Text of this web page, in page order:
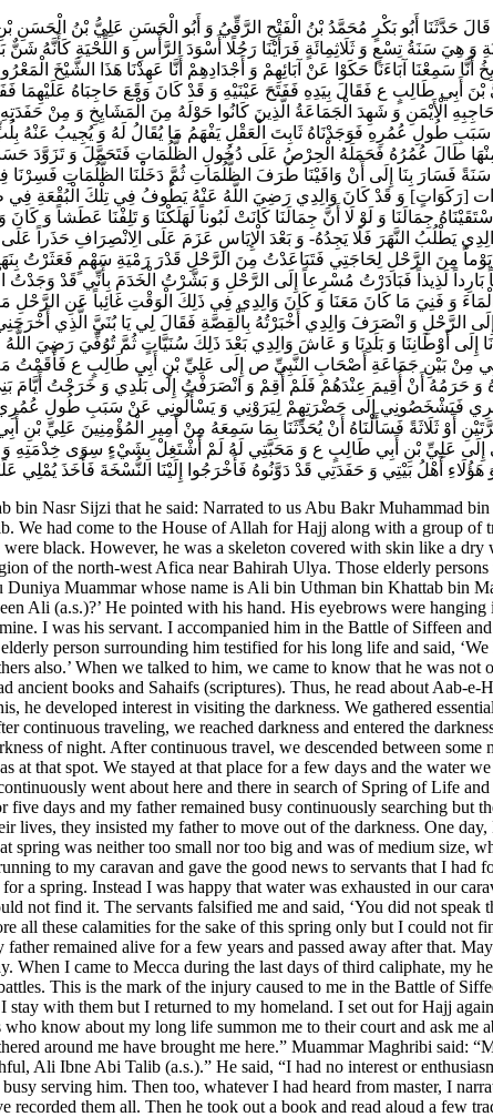
حَدَّثَنَا أَبُو بَكْرٍ مُحَمَّدُ بْنُ الْفَتْحِ الرَّقِّيُ‌ وَ أَبُو الْحَسَنِ عَلِيُّ بْنُ الْحَسَنِ
تِسْعٍ وَ ثَلَاثِمِائَةٍ فَرَأَيْنَا رَجُلًا أَسْوَدَ الرَّأْسِ وَ اللِّحْيَةِ كَأَنَّهُ شَنٌّ
أَنَّا سَمِعْنَا آبَاءَنَا حَكَوْا عَنْ آبَائِهِمْ وَ أَجْدَادِهِمْ أَنَّا عَهِدْنَا هَذَا الشَّيْخَ‌
أَبِي طَالِبٍ ع فَقَالَ بِيَدِهِ‌ فَفَتَحَ عَيْنَيْهِ وَ قَدْ كَانَ وَقَعَ حَاجِبَاهُ عَلَيْهِمَا
الْأَيْمَنِ وَ شَهِدَ الْجَمَاعَةُ الَّذِينَ كَانُوا حَوْلَهُ مِنَ الْمَشَايِخِ وَ مِنْ
وَ سَبَبِ طُولِ عُمُرِهِ فَوَجَدْنَاهُ ثَابِتَ الْعَقْلِ يَفْهَمُ مَا يُقَالُ لَهُ وَ يُجِيبُ عَنْهُ
طَالَ عُمُرُهُ فَحَمَلَهُ الْحِرْصُ عَلَى دُخُولِ الظُّلُمَاتِ فَتَحَمَّلَ وَ تَزَوَّدَ
فَسَارَ بِنَا إِلَى أَنْ وَافَيْنَا طَرَفَ الظُّلُمَاتِ ثُمَّ دَخَلْنَا الظُّلُمَاتِ فَسِرْنَا فِيهَا
[رَكَوَاتٍ‌] وَ قَدْ كَانَ وَالِدِي رَضِيَ اللَّهُ عَنْهُ يَطُوفُ فِي تِلْكَ الْبُقْعَةِ
جِمَالَنَا وَ لَوْ لَا أَنَّ جِمَالَنَا كَانَتْ لَبُوناً لَهَلَكْنَا وَ تَلِفْنَا عَطَشاً وَ
يَطْلُبُ النَّهَرَ فَلَا يَجِدُهُ- وَ بَعْدَ الْإِيَاسِ عَزَمَ عَلَى الِانْصِرَافِ حَذَراً عَلَى
مِنَ الرَّحْلِ لِحَاجَتِي فَتَبَاعَدْتُ مِنَ الرَّحْلِ قَدْرَ رَمْيَةِ سَهْمٍ فَعَثَرْتُ بِنَهَرِ
بَارِداً لَذِيذاً فَبَادَرْتُ مُسْرِعاً إِلَى الرَّحْلِ وَ بَشَّرْتُ الْخَدَمَ بِأَنِّي قَدْ وَجَدْتُ
وَ فَنِيَ مَا كَانَ مَعَنَا وَ كَانَ وَالِدِي فِي ذَلِكَ الْوَقْتِ غَائِباً عَنِ الرَّحْلِ
الرَّحْلِ وَ انْصَرَفَ وَالِدِي أَخْبَرْتُهُ بِالْقِصَّةِ فَقَالَ لِي يَا بُنَيَّ الَّذِي
أَوْطَانِنَا وَ بَلَدِنَا وَ عَاشَ وَالِدِي بَعْدَ ذَلِكَ سُنَيَّاتٍ ثُمَّ تُوُفِّيَ رَضِيَ اللَّهُ
مِنْ بَيْنِ جَمَاعَةِ أَصْحَابِ النَّبِيِّ ص إِلَى عَلِيِّ بْنِ أَبِي طَالِبٍ ع
وَ حَرَمُهُ أَنْ أُقِيمَ عِنْدَهُمْ فَلَمْ أُقِمْ وَ انْصَرَفْتُ إِلَى بَلَدِي وَ خَرَجْتُ
فَيَشْخَصُونِي إِلَى حَضْرَتِهِمْ لِيَرَوْنِي وَ يَسْأَلُونِي عَنْ سَبَبِ طُولِ
أَوْ ثَلَاثَةً فَسَأَلْنَاهُ أَنْ يُحَدِّثَنَا بِمَا سَمِعَهُ مِنْ أَمِيرِ الْمُؤْمِنِينَ عَلِيِّ
إِلَى عَلِيِّ بْنِ أَبِي طَالِبٍ ع وَ مَحَبَّتِي لَهُ لَمْ أَشْتَغِلْ بِشَيْ‌ءٍ سِوَى
أَهْلُ بَيْتِي وَ حَفَدَتِي قَدْ دَوَّنُوهُ فَأَخْرَجُوا إِلَيْنَا النُّسْخَةَ فَأَخَذَ يُمْلِي
bin Nasr Sijzi that he said: Narrated to us Abu Bakr Muhammad
We had come to the House of Allah for Hajj along with a group of
black. However, he was a skeleton covered with skin like a
of the north-west Afica near Bahirah Ulya. Those elderly
Muammar whose name is Ali bin Uthman bin Khattab bin
Ali (a.s.)?’ He pointed with his hand. His eyebrows were
I was his servant. I accompanied him in the Battle of Siffeen
person surrounding him testified for his long life and said,
also.’ When we talked to him, we came to know that he was
ancient books and Sahaifs (scriptures). Thus, he read about Aab-
developed interest in visiting the darkness. We gathered
continuous traveling, we reached darkness and entered the
of night. After continuous travel, we descended between some
at that spot. We stayed at that place for a few days and the water
went about here and there in search of Spring of Life
days and my father remained busy continuously searching but
lives, they insisted my father to move out of the darkness. One
spring was neither too small nor too big and was of medium size,
to my caravan and gave the good news to servants that I had
a spring. Instead I was happy that water was exhausted in our
not find it. The servants falsified me and said, ‘You did not
all these calamities for the sake of this spring only but I could
remained alive for a few years and passed away after that.
When I came to Mecca during the last days of third caliphate, my
This is the mark of the injury caused to me in the Battle of
stay with them but I returned to my homeland. I set out for Hajj
know about my long life summon me to their court and ask me
around me have brought me here.” Muammar Maghribi said:
Ali Ibne Abi Talib (a.s.).” He said, “I had no interest or
serving him. Then too, whatever I had heard from master, I
recorded them all. Then he took out a book and read aloud a few